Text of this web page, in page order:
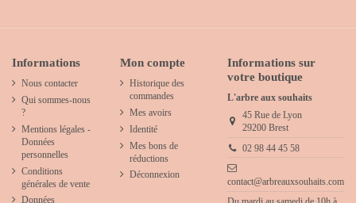
Informations
Nous contacter
Qui sommes-nous
?
Mentions légales -
Données
personnelles
Conditions
générales de vente
Données
Mon compte
Historique des
commandes
Mes avoirs
Identité
Mes bons de
réductions
Déconnexion
Informations sur
votre boutique
L'arbre aux souhaits
45 Rue de Lyon
29200 Brest
02 98 44 45 58
contact@arbreauxsouhaits.com